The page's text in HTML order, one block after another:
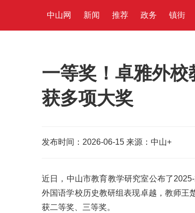
中山网 新闻 推荐 政务 镇街
一等奖！卓雅外
获多项大奖
发布时间：2026-06-15 来源：中山+
近日，中山市教育教学研究室公布了
外国语学校历史教研组表现卓越，教师王
获二等奖、三等奖。